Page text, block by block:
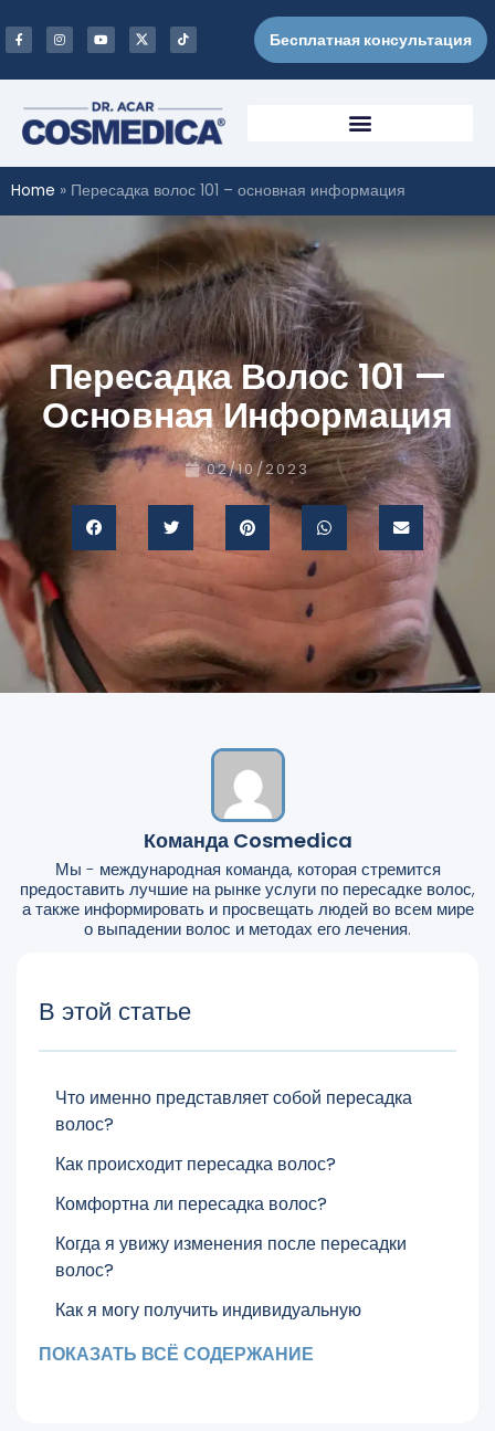
Бесплатная консультация
Home » Пересадка волос 101 – основная информация
Пересадка Волос 101 —
Основная Информация
02/10/2023
Команда Cosmedica
Мы - международная команда, которая стремится
предоставить лучшие на рынке услуги по пересадке волос,
а также информировать и просвещать людей во всем мире
о выпадении волос и методах его лечения.
В этой статье
Что именно представляет собой пересадка
волос?
Как происходит пересадка волос?
Комфортна ли пересадка волос?
Когда я увижу изменения после пересадки
волос?
Как я могу получить индивидуальную
ПОКАЗАТЬ ВСЁ СОДЕРЖАНИЕ